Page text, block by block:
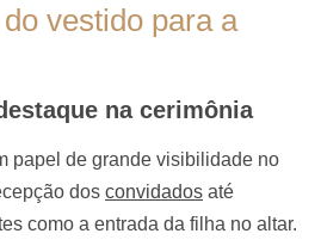
vestido para a
na cerimônia
papel de grande visibilidade no
dos convidados até
como a entrada da filha no altar.